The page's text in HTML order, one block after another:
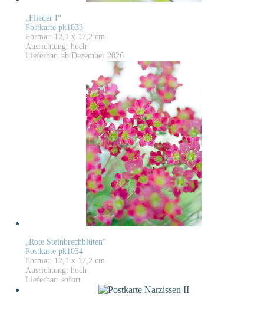
„Flieder I“
Postkarte pk1033
Format: 12,1 x 17,2 cm
Ausrichtung: hoch
Lieferbar: ab Dezember 2026
„Rote Steinbrechblüten“
Postkarte pk1034
Format: 12,1 x 17,2 cm
Ausrichtung: hoch
Lieferbar: sofort